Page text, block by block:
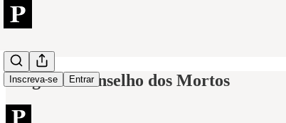
Inscreva-se Entrar
Trago um conselho dos Mortos